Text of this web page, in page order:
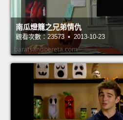
南瓜燈籠之兄弟情仇
觀看次數：23573 • 2013-10-23